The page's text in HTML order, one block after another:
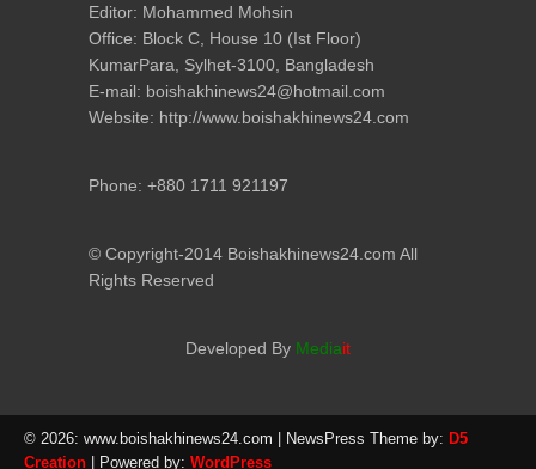
Editor: Mohammed Mohsin
Office: Block C, House 10 (Ist Floor)
KumarPara, Sylhet-3100, Bangladesh
E-mail: boishakhinews24@hotmail.com
Website: http://www.boishakhinews24.com
Phone: +880 1711 921197
© Copyright-2014 Boishakhinews24.com All
Rights Reserved
Developed By Mediait
© 2026: www.boishakhinews24.com | NewsPress Theme by: D5
Creation | Powered by: WordPress